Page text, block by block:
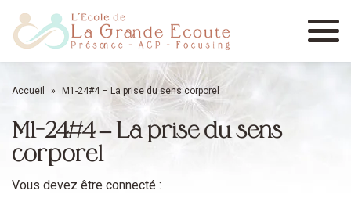
Menu
Accueil » M1-24#4 – La prise du sens corporel
M1-24#4 – La prise du sens
corporel
Vous devez être connecté :